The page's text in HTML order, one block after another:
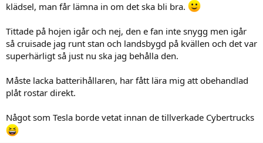
klädsel, man får lämna in om det ska bli bra.
Tittade på hojen igår och nej, den e fan inte snygg men igår
så cruisade jag runt stan och landsbygd på kvällen och det var
superhärligt så just nu ska jag behålla den.
Måste lacka batterihållaren, har fått lära mig att obehandlad
plåt rostar direkt.
Något som Tesla borde vetat innan de tillverkade Cybertrucks